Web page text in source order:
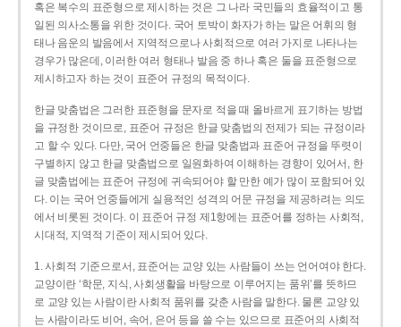
혹은 복수의 표준형으로 제시하는 것은 그 나라 국민들의 효율적이고 통
일된 의사소통을 위한 것이다. 국어 토박이 화자가 하는 말은 어휘의 형
태나 음운의 발음에서 지역적으로나 사회적으로 여러 가지로 나타나는
경우가 많은데, 이러한 여러 형태나 발음 중 하나 혹은 둘을 표준형으로
제시하고자 하는 것이 표준어 규정의 목적이다.
한글 맞춤법은 그러한 표준형을 문자로 적을 때 올바르게 표기하는 방법
을 규정한 것이므로, 표준어 규정은 한글 맞춤법의 전제가 되는 규정이라
고 할 수 있다. 다만, 국어 언중들은 한글 맞춤법과 표준어 규정을 뚜렷이
구별하지 않고 한글 맞춤법으로 일원화하여 이해하는 경향이 있어서, 한
글 맞춤법에는 표준어 규정에 귀속되어야 할 만한 예가 많이 포함되어 있
다. 이는 국어 언중들에게 실용적인 성격의 어문 규정을 제공하려는 의도
에서 비롯된 것이다. 이 표준어 규정 제1항에는 표준어를 정하는 사회적,
시대적, 지역적 기준이 제시되어 있다.
1. 사회적 기준으로서, 표준어는 교양 있는 사람들이 쓰는 언어여야 한다.
교양이란 ‘학문, 지식, 사회생활을 바탕으로 이루어지는 품위’를 뜻하므
로 교양 있는 사람이란 사회적 품위를 갖춘 사람을 말한다. 물론 교양 있
는 사람이라도 비어, 속어, 은어 등을 쓸 수는 있으므로 표준어의 사회적